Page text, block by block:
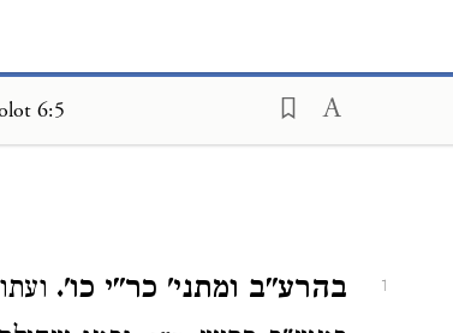
6:5
1 בהרע"ב ומתני' כר"י כו'.